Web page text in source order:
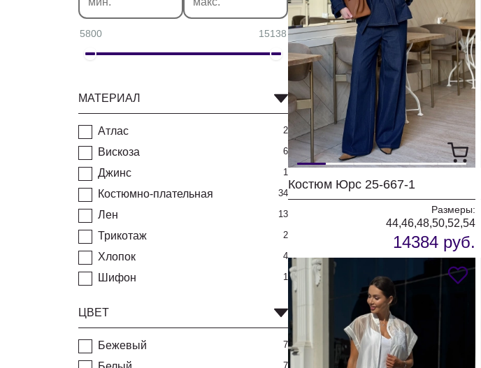
5800 15138
МАТЕРИАЛ
Атлас 2
Вискоза 6
Джинс 1
Костюмно-плательная 34
Лен 13
Трикотаж 2
Хлопок 4
Шифон 1
ЦВЕТ
Бежевый 7
7
Костюм Юрс 25-667-1
Размеры:
44,46,48,50,52,54
14384 руб.